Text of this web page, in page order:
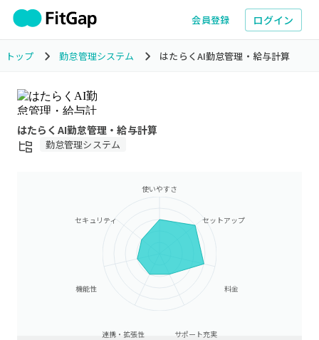
会員登録 ログイン
トップ 勤怠管理システム はたらくAI勤怠管理・給与計算
はたらくAI勤怠管理・給与計算
勤怠管理システム
使いやすさ
セットアップ
料金
サポート充実
連携・拡張性
機能性
セキュリティ